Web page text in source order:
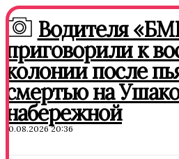
Водителя
приговорили к
колонии после
смертью на
набережной
10.08.2026 20:36